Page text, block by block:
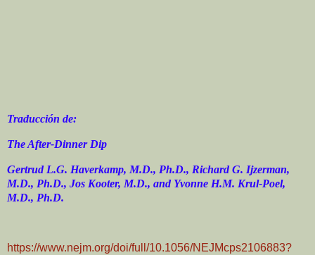
Traducción de:
The After-Dinner Dip
Gertrud L.G. Haverkamp, M.D., Ph.D., Richard G. Ijzerman,
M.D., Ph.D., Jos Kooter, M.D., and Yvonne H.M. Krul-Poel,
M.D., Ph.D.
https://www.nejm.org/doi/full/10.1056/NEJMcps2106883?